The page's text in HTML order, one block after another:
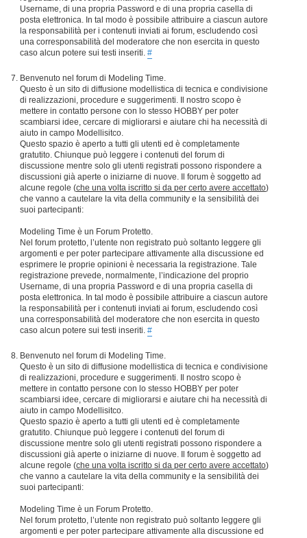
Username, di una propria Password e di una propria casella di
posta elettronica. In tal modo è possibile attribuire a ciascun autore
la responsabilità per i contenuti inviati ai forum, escludendo così
una corresponsabilità del moderatore che non esercita in questo
caso alcun potere sui testi inseriti. #
Benvenuto nel forum di Modeling Time.
Questo è un sito di diffusione modellistica di tecnica e condivisione
di realizzazioni, procedure e suggerimenti. Il nostro scopo è
mettere in contatto persone con lo stesso HOBBY per poter
scambiarsi idee, cercare di migliorarsi e aiutare chi ha necessità di
aiuto in campo Modellisitco.
Questo spazio è aperto a tutti gli utenti ed è completamente
gratutito. Chiunque può leggere i contenuti del forum di
discussione mentre solo gli utenti registrati possono rispondere a
discussioni già aperte o iniziarne di nuove. Il forum è soggetto ad
alcune regole (che una volta iscritto si da per certo avere accettato)
che vanno a cautelare la vita della community e la sensibilità dei
suoi partecipanti:
Modeling Time è un Forum Protetto.
Nel forum protetto, l’utente non registrato può soltanto leggere gli
argomenti e per poter partecipare attivamente alla discussione ed
esprimere le proprie opinioni è necessaria la registrazione. Tale
registrazione prevede, normalmente, l’indicazione del proprio
Username, di una propria Password e di una propria casella di
posta elettronica. In tal modo è possibile attribuire a ciascun autore
la responsabilità per i contenuti inviati ai forum, escludendo così
una corresponsabilità del moderatore che non esercita in questo
caso alcun potere sui testi inseriti. #
Benvenuto nel forum di Modeling Time.
Questo è un sito di diffusione modellistica di tecnica e condivisione
di realizzazioni, procedure e suggerimenti. Il nostro scopo è
mettere in contatto persone con lo stesso HOBBY per poter
scambiarsi idee, cercare di migliorarsi e aiutare chi ha necessità di
aiuto in campo Modellisitco.
Questo spazio è aperto a tutti gli utenti ed è completamente
gratutito. Chiunque può leggere i contenuti del forum di
discussione mentre solo gli utenti registrati possono rispondere a
discussioni già aperte o iniziarne di nuove. Il forum è soggetto ad
alcune regole (che una volta iscritto si da per certo avere accettato)
che vanno a cautelare la vita della community e la sensibilità dei
suoi partecipanti:
Modeling Time è un Forum Protetto.
Nel forum protetto, l’utente non registrato può soltanto leggere gli
argomenti e per poter partecipare attivamente alla discussione ed